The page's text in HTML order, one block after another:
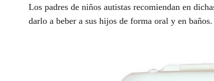
Los padres de niños autistas recomiendan en
darlo a beber a sus hijos de forma oral y en baños.